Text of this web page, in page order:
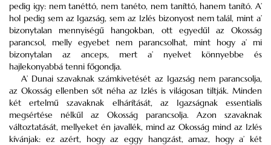
pedig igy: nem tanéttó, nem tanéto, nem taníttó, hanem tanító. A’
hol pedig sem az Igazság, sem az Izlés bizonyost nem talál, mint a’
bizonytalan mennyiségű hangokban, ott egyedűl az Okosság
parancsol, melly egyebet nem parancsolhat, mint hogy a’ mi
bizonytalan az anceps, mert a’ nyelvet könnyebbe és
hajlekonyabbá tenni főgondja.
A’ Dunai szavaknak számkivetését az Igazság nem parancsolja,
az Okosság ellenben sőt néha az Izlés is világosan tiltják. Minden
két ertelmű szavaknak elhárítását, az Igazságnak essentialis
megsértése nélkűl az Okosság parancsolja. Azon szavaknak
változtatását, mellyeket én javallék, mind az Okosság mind az Izlés
kívánjak: ez azért, hogy az eggy hangzást, amaz, hogy a’ két